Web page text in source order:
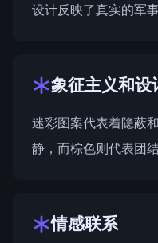
设计反映了真实的军事
象征主义和设
迷彩图案代表着隐蔽
静，而棕色则代表团结
情感联系